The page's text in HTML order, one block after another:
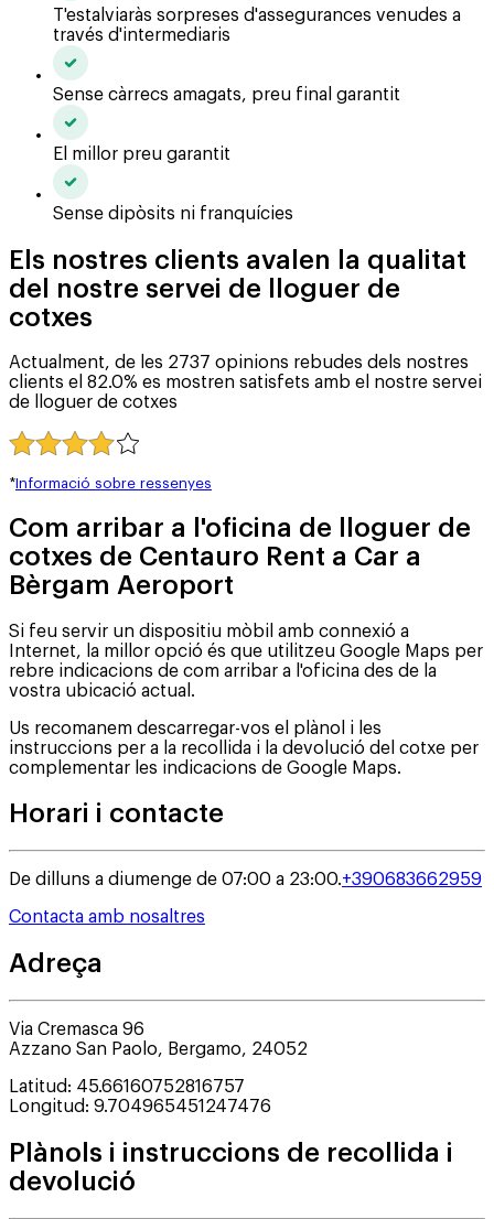
T'estalviaràs sorpreses d'assegurances venudes a
través d'intermediaris
Sense càrrecs amagats, preu final garantit
El millor preu garantit
Sense dipòsits ni franquícies
Els nostres clients avalen la qualitat
del nostre servei de lloguer de
cotxes
Actualment, de les 2737 opinions rebudes dels nostres
clients el 82.0% es mostren satisfets amb el nostre servei
de lloguer de cotxes
*Informació sobre ressenyes
Com arribar a l'oficina de lloguer de
cotxes de Centauro Rent a Car a
Bèrgam Aeroport
Si feu servir un dispositiu mòbil amb connexió a
Internet, la millor opció és que utilitzeu Google Maps per
rebre indicacions de com arribar a l'oficina des de la
vostra ubicació actual.
Us recomanem descarregar-vos el plànol i les
instruccions per a la recollida i la devolució del cotxe per
complementar les indicacions de Google Maps.
Horari i contacte
De dilluns a diumenge de 07:00 a 23:00.+390683662959
Contacta amb nosaltres
Adreça
Via Cremasca 96
Azzano San Paolo, Bergamo, 24052
Latitud: 45.66160752816757
Longitud: 9.704965451247476
Plànols i instruccions de recollida i
devolució